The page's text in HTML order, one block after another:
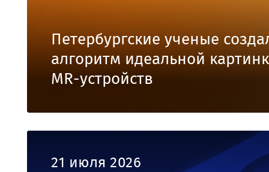
Петербургские ученые
алгоритм идеальной
MR-устройств
21 июля 2026